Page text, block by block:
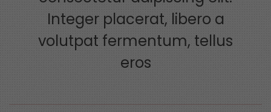
Integer placerat, libero a
volutpat fermentum, tellus
eros